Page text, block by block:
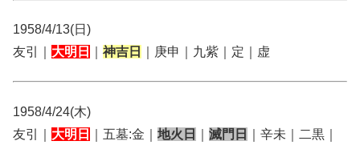
1958/4/13(日)
友引｜ 大明日 神吉日 ｜庚申｜九紫｜定｜虚
1958/4/24(木)
友引｜ 大明日 ｜五墓:金｜ 地火日 滅門日
｜辛未｜二黒｜